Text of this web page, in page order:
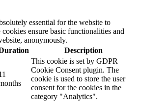
essential for the website to
ensure basic functionalities and
anonymously.
Description
This cookie is set by GDPR
Cookie Consent plugin. The
cookie is used to store the user
consent for the cookies in the
category "Analytics".